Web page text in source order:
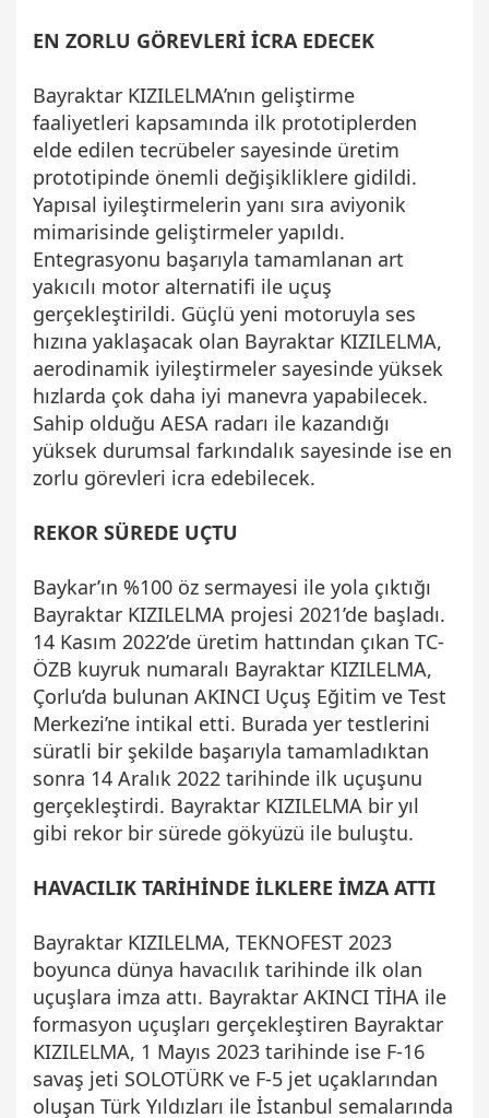
EN ZORLU GÖREVLERİ İCRA EDECEK
Bayraktar KIZILELMA’nın geliştirme
faaliyetleri kapsamında ilk prototiplerden
elde edilen tecrübeler sayesinde üretim
prototipinde önemli değişikliklere gidildi.
Yapısal iyileştirmelerin yanı sıra aviyonik
mimarisinde geliştirmeler yapıldı.
Entegrasyonu başarıyla tamamlanan art
yakıcılı motor alternatifi ile uçuş
gerçekleştirildi. Güçlü yeni motoruyla ses
hızına yaklaşacak olan Bayraktar KIZILELMA,
aerodinamik iyileştirmeler sayesinde yüksek
hızlarda çok daha iyi manevra yapabilecek.
Sahip olduğu AESA radarı ile kazandığı
yüksek durumsal farkındalık sayesinde ise en
zorlu görevleri icra edebilecek.
REKOR SÜREDE UÇTU
Baykar’ın %100 öz sermayesi ile yola çıktığı
Bayraktar KIZILELMA projesi 2021’de başladı.
14 Kasım 2022’de üretim hattından çıkan TC-
ÖZB kuyruk numaralı Bayraktar KIZILELMA,
Çorlu’da bulunan AKINCI Uçuş Eğitim ve Test
Merkezi’ne intikal etti. Burada yer testlerini
süratli bir şekilde başarıyla tamamladıktan
sonra 14 Aralık 2022 tarihinde ilk uçuşunu
gerçekleştirdi. Bayraktar KIZILELMA bir yıl
gibi rekor bir sürede gökyüzü ile buluştu.
HAVACILIK TARİHİNDE İLKLERE İMZA ATTI
Bayraktar KIZILELMA, TEKNOFEST 2023
boyunca dünya havacılık tarihinde ilk olan
uçuşlara imza attı. Bayraktar AKINCI TİHA ile
formasyon uçuşları gerçekleştiren Bayraktar
KIZILELMA, 1 Mayıs 2023 tarihinde ise F-16
savaş jeti SOLOTÜRK ve F-5 jet uçaklarından
oluşan Türk Yıldızları ile İstanbul semalarında